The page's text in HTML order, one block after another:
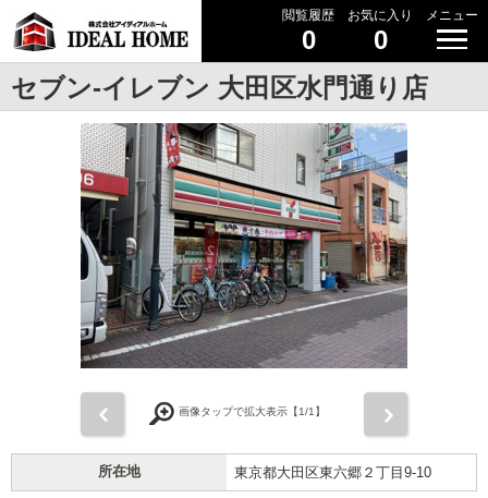
閲覧履歴
0
お気に入り
0
メニュー
セブン-イレブン 大田区水門通り店
画像タップで拡大表示【1/1】
所在地 東京都大田区東六郷２丁目9-10